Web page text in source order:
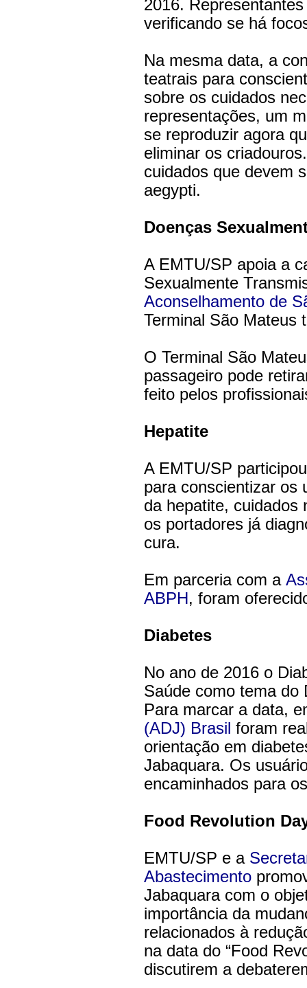
2016.
verificando se há
Na mesma data, a
teatrais para
sobre os cuidados
representações, um
se reproduzir agora
eliminar os
cuidados que devem
aegypti.
Doenças
A EMTU/SP apoia a
Sexualmente
Aconselhamento de
Terminal São Mateus
O Terminal São
passageiro pode
feito pelos
Hepatite
A EMTU/SP
para conscientizar os
da hepatite, cuidados
os portadores já
cura.
Em parceria com a
ABPH, foram
Diabetes
No ano de 2016 o
Saúde como tema do
Para marcar a data,
(ADJ) Brasil foram
orientação em
Jabaquara. Os
encaminhados para
Food Revolution
EMTU/SP e a
Abastecimento
Jabaquara com o
importância da
relacionados à
na data do “Food
discutirem a